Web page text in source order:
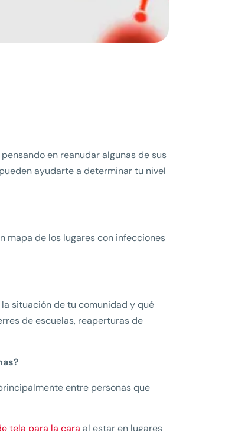
en reanudar algunas de sus
ayudarte a determinar tu nivel
mapa de los lugares con infecciones
situación de tu comunidad y qué
de escuelas, reaperturas de
entre personas que
tela para la cara al estar en lugares